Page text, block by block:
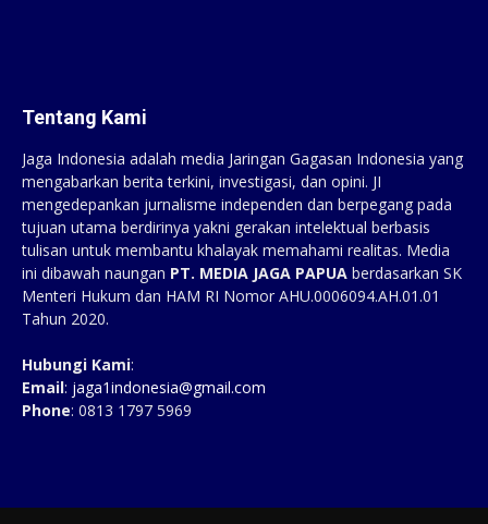
Tentang Kami
Jaga Indonesia adalah media Jaringan Gagasan Indonesia yang
mengabarkan berita terkini, investigasi, dan opini. JI
mengedepankan jurnalisme independen dan berpegang pada
tujuan utama berdirinya yakni gerakan intelektual berbasis
tulisan untuk membantu khalayak memahami realitas. Media
ini dibawah naungan PT. MEDIA JAGA PAPUA berdasarkan SK
Menteri Hukum dan HAM RI Nomor AHU.0006094.AH.01.01
Tahun 2020.
Hubungi Kami:
Email: jaga1indonesia@gmail.com
Phone: 0813 1797 5969